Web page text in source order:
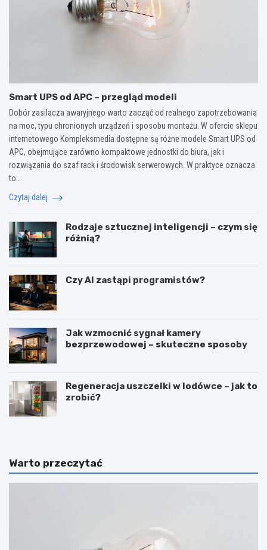
Smart UPS od APC – przegląd modeli
Dobór zasilacza awaryjnego warto zacząć od realnego zapotrzebowania
na moc, typu chronionych urządzeń i sposobu montażu. W ofercie sklepu
internetowego Kompleksmedia dostępne są różne modele Smart UPS od
APC, obejmujące zarówno kompaktowe jednostki do biura, jak i
rozwiązania do szaf rack i środowisk serwerowych. W praktyce oznacza
to…
Czytaj dalej
Rodzaje sztucznej inteligencji – czym się
różnią?
Czy AI zastąpi programistów?
Jak wzmocnić sygnał kamery
bezprzewodowej – skuteczne sposoby
Regeneracja uszczelki w lodówce – jak to
zrobić?
Warto przeczytać